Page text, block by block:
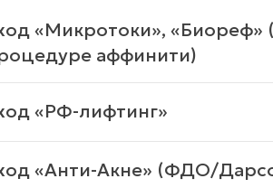
«Микротоки», «Биореф»
аффинити)
«РФ-лифтинг»
«Анти-Акне» (ФДО/